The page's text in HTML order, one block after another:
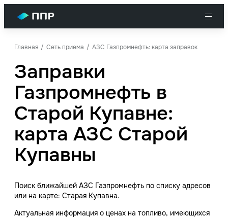
Главная Сеть приема АЗС Газпромнефть: карта заправок
Заправки
Газпромнефть в
Старой Купавне:
карта АЗС Старой
Купавны
Поиск ближайшей АЗС Газпромнефть по списку адресов
или на карте: Старая Купавна.
Актуальная информация о ценах на топливо, имеющихся